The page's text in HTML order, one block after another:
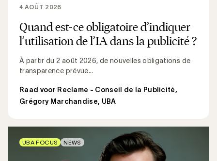
Quand est-ce obligatoire d’indiquer
l’utilisation de l’IA dans la publicité ?
À partir du 2 août 2026, de nouvelles obligations de
transparence prévue...
4 AOÛT 2026
Raad voor Reclame - Conseil de la Publicité,
Grégory Marchandise, UBA
UBA FOCUS NEWS